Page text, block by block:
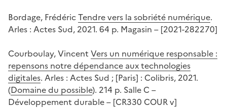
Bordage, FrédéricTendre vers la sobriété numérique.
Arles : Actes Sud, 2021. 64 p. Magasin – [2021-282270]
Courboulay, Vincent Vers un numérique responsable :
repensons notre dépendance aux technologies
digitales. Arles : Actes Sud ; [Paris] : Colibris, 2021.
(Domaine du possible). 214 p. Salle C –
Développement durable – [CR330 COUR v]